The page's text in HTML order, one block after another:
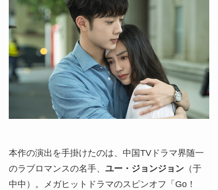
本作の演出を手掛けたのは、中国TVドラマ界随一
のラブロマンスの名手、 ユー・ジョンジョン（于
中中）。メガヒットドラマのスピンオフ「Go！